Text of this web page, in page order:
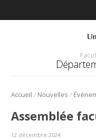
Accueil / Nouvelles /
Assemblée
12 décembre 2024